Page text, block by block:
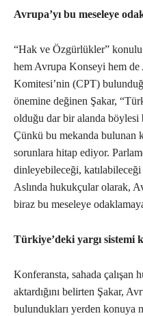
Avrupa’yı bu meseleye
“Hak ve Özgürlükler”
hem Avrupa Konseyi hem
Komitesi’nin (CPT)
önemine değinen Şakar,
olduğu dar bir alanda böylesi
Çünkü bu mekanda bulunan
sorunlara hitap ediyor.
dinleyebileceği,
Aslında hukukçular olarak,
biraz bu meseleye
Türkiye’deki yargı sistemi
Konferansta, sahada çalışan
aktardığını belirten Şakar,
bulundukları yerden konuya